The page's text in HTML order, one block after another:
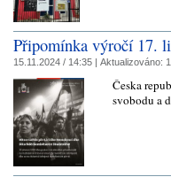
Připomínka výročí 17.
15.11.2024 / 14:35 | Aktualizováno:
Česka
svobodu a